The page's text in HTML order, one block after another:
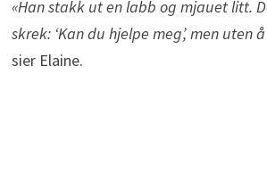
«Han stakk ut en labb og mjauet litt.
skrek: ‘Kan du hjelpe meg’, men uten
sier Elaine.